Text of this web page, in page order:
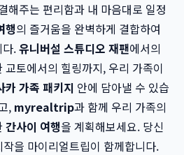
해주는 편리함과 내 마음대로 일정
행의 즐거움을 완벽하게 결합하여
.유니버설 스튜디오 재팬에서의
토에서의 힐링까지, 우리 가족이
카 가족 패키지 안에 담아낼 수 있습
, myrealtrip과 함께 우리 가족의
간사이 여행을 계획해보세요. 당신
을 마이리얼트립이 함께합니다.